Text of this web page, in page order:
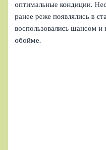
оптимальные кондиции.
ранее реже появлялись в
воспользовались шансом и
обойме.